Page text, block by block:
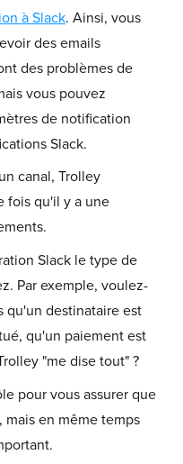
à Slack. Ainsi, vous
des emails
des problèmes de
vous pouvez
de notification
Slack.
canal, Trolley
fois qu'il y a une
Slack le type de
Par exemple, voulez-
qu'un destinataire est
qu'un paiement est
"me dise tout" ?
pour vous assurer que
mais en même temps